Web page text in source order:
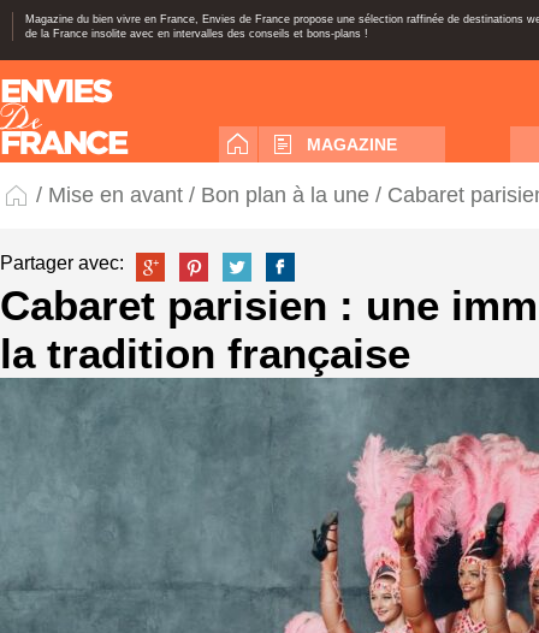
Magazine du bien vivre en France, Envies de France propose une sélection raffinée de destinations
de la France insolite avec en intervalles des conseils et bons-plans !
MAGAZINE
/ Mise en avant / Bon plan à la une / Cabaret
Partager avec:
Cabaret parisien : une
la tradition française